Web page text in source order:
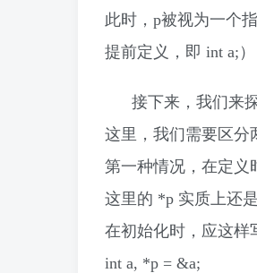
此时，p被视为一个
提前定义，即 int a;）
接下来，我们来
这里，我们需要区分
第一种情况，在定义
这里的 *p 实质上还
在初始化时，应这样
int a, *p = &a;